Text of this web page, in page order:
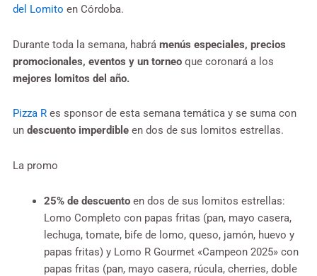
del Lomito en Córdoba.
Durante toda la semana, habrá menús especiales, precios
promocionales, eventos y un torneo que coronará a los
mejores lomitos del año.
Pizza R es sponsor de esta semana temática y se suma con
un descuento imperdible en dos de sus lomitos estrellas.
La promo
25% de descuento en dos de sus lomitos estrellas:
Lomo Completo con papas fritas (pan, mayo casera,
lechuga, tomate, bife de lomo, queso, jamón, huevo y
papas fritas) y Lomo R Gourmet «Campeon 2025» con
papas fritas (pan, mayo casera, rúcula, cherries, doble